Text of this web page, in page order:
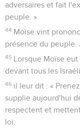
adversaires et fait
peuple. »
44 Moïse vint
présence du peuple.
45 Lorsque Moïse
devant tous les
46 il leur dit : «
supplie aujourd'hui
respectent et
loi.